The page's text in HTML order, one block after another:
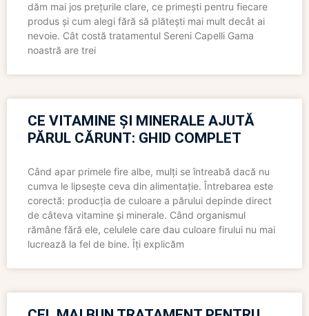
dăm mai jos prețurile clare, ce primești pentru fiecare
produs și cum alegi fără să plătești mai mult decât ai
nevoie. Cât costă tratamentul Sereni Capelli Gama
noastră are trei
CE VITAMINE ȘI MINERALE AJUTĂ
PĂRUL CĂRUNT: GHID COMPLET
Când apar primele fire albe, mulți se întreabă dacă nu
cumva le lipsește ceva din alimentație. Întrebarea este
corectă: producția de culoare a părului depinde direct
de câteva vitamine și minerale. Când organismul
rămâne fără ele, celulele care dau culoare firului nu mai
lucrează la fel de bine. Îți explicăm